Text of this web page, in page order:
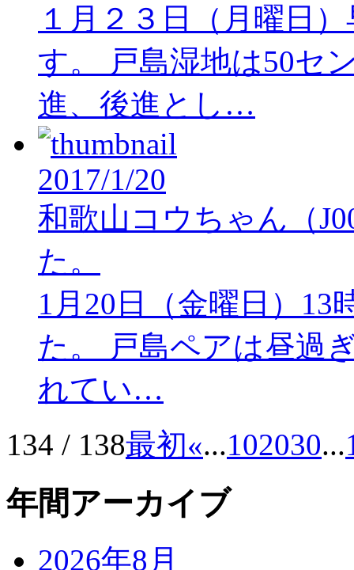
１月２３日（月曜日
す。 戸島湿地は50セ
進、後進とし…
2017/1/20
和歌山コウちゃん（
た。
1月20日（金曜日）13
た。 戸島ペアは昼過
れてい…
134 / 138最初«...102030...
年間アーカイブ
2026年8月